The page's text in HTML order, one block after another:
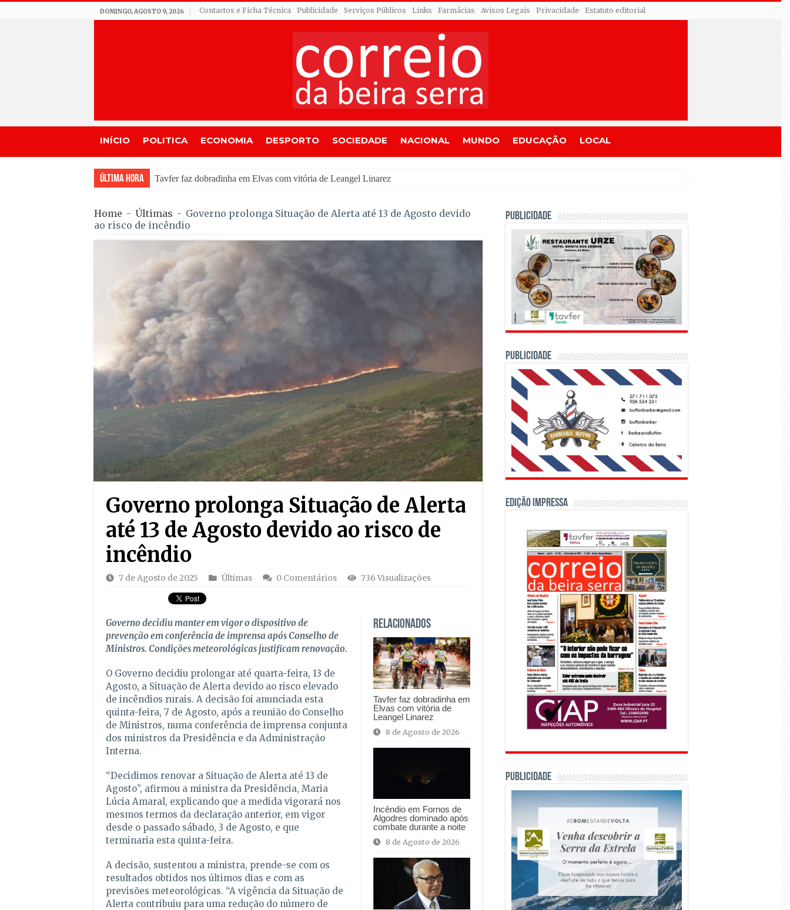
DOMINGO, AGOSTO 9, 2026 Contactos e Ficha Técnica Publicidade Serviços Públicos Links Farmácias Avisos Legais Privacidade Estatuto editorial
INÍCIO POLITICA ECONOMIA DESPORTO SOCIEDADE NACIONAL MUNDO EDUCAÇÃO LOCAL
Última Hora Incêndio em Fornos de Algodr
Home - Últimas - Governo prolonga Situação de Alerta até 13 de Agosto devido
ao risco de incêndio
Governo prolonga Situação de Alerta
até 13 de Agosto devido ao risco de
incêndio
7 de Agosto de 2025 Últimas 0 Comentários 736 Visualizações
Relacionados
Tavfer faz dobradinha em
Elvas com vitória de
Leangel Linarez
8 de Agosto de 2026
Incêndio em Fornos de
Algodres dominado após
combate durante a noite
8 de Agosto de 2026
Governo decidiu manter em vigor o dispositivo de
prevenção em conferência de imprensa após Conselho de
Ministros. Condições meteorológicas justificam renovação.
O Governo decidiu prolongar até quarta-feira, 13 de
Agosto, a Situação de Alerta devido ao risco elevado
de incêndios rurais. A decisão foi anunciada esta
quinta-feira, 7 de Agosto, após a reunião do Conselho
de Ministros, numa conferência de imprensa conjunta
dos ministros da Presidência e da Administração
Interna.
“Decidimos renovar a Situação de Alerta até 13 de
Agosto”, afirmou a ministra da Presidência, Maria
Lúcia Amaral, explicando que a medida vigorará nos
mesmos termos da declaração anterior, em vigor
desde o passado sábado, 3 de Agosto, e que
terminaria esta quinta-feira.
A decisão, sustentou a ministra, prende-se com os
resultados obtidos nos últimos dias e com as
previsões meteorológicas. “A vigência da Situação de
Alerta contribuiu para uma redução do número de
PUBLICIDADE
PUBLICIDADE
Edição Impressa
PUBLICIDADE